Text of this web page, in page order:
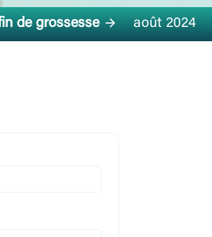
29 août 2024
de grossesse